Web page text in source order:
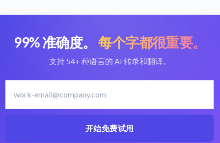
99% 准确度。 每个字都很重要。
支持 54+ 种语言的 AI 转录和翻译。
开始免费试用